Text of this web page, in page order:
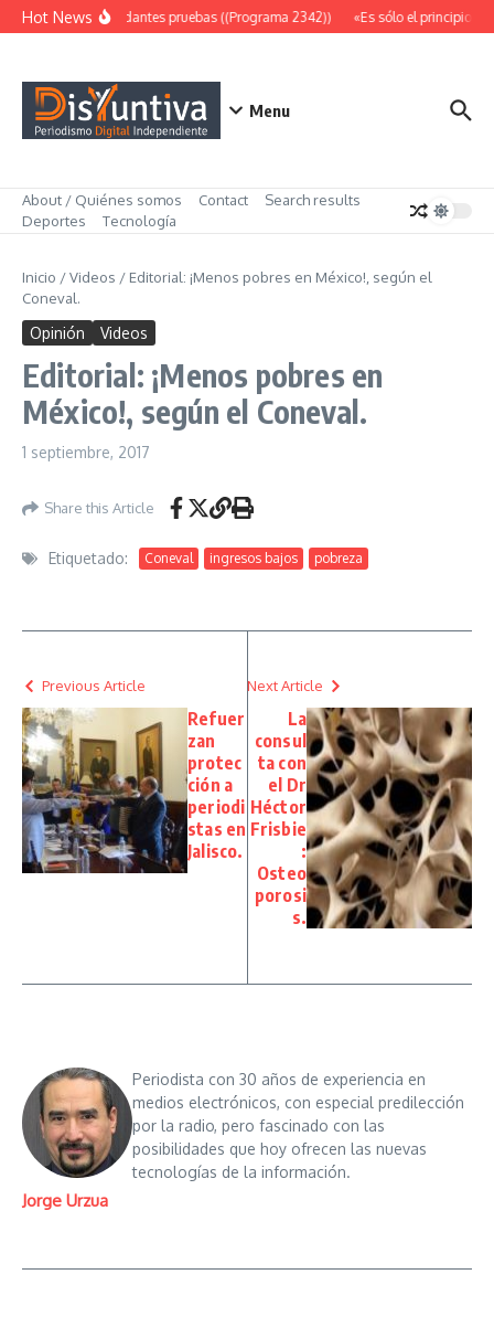
Saltar al contenido
Hot NewsAbundantes pruebas ((Programa 2342)) «Es sólo el principio»
Menu
About / Quiénes somos Contact
Search results
Deportes
Tecnología
Inicio /Videos / Editorial: ¡Menos pobres en México!, según el
Coneval.
Opinión Videos
Editorial: ¡Menos pobres en
México!, según el Coneval.
1 septiembre, 2017
Share this Article
Etiquetado: Coneval ingresos bajos pobreza
Previous Article
Refuer
zan
protec
ción a
periodi
stas en
Jalisco.
Next Article
La
consul
ta con
el Dr
Héctor
Frisbie
:
Osteo
porosi
s.
Jorge Urzua
Periodista con 30 años de experiencia en
medios electrónicos, con especial predilección
por la radio, pero fascinado con las
posibilidades que hoy ofrecen las nuevas
tecnologías de la información.